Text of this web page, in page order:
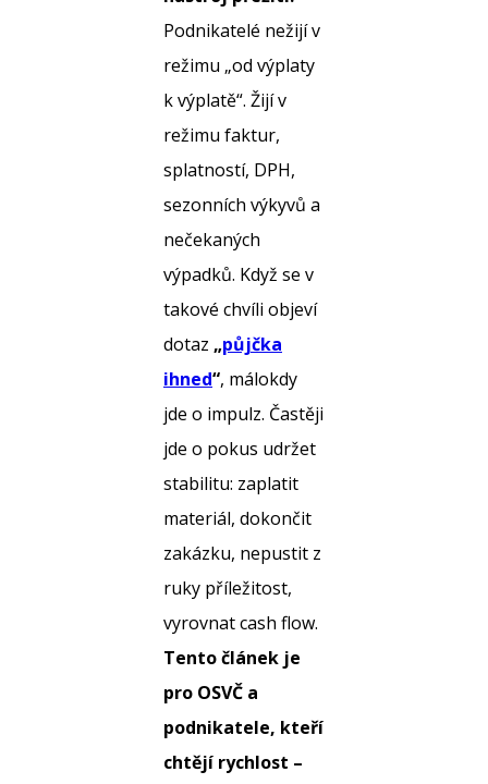
Podnikatelé nežijí v
režimu „od výplaty
k výplatě“. Žijí v
režimu faktur,
splatností, DPH,
sezonních výkyvů a
nečekaných
výpadků. Když se v
takové chvíli objeví
dotaz „půjčka
ihned“, málokdy
jde o impulz. Častěji
jde o pokus udržet
stabilitu: zaplatit
materiál, dokončit
zakázku, nepustit z
ruky příležitost,
vyrovnat cash flow.
Tento článek je
pro OSVČ a
podnikatele, kteří
chtějí rychlost –